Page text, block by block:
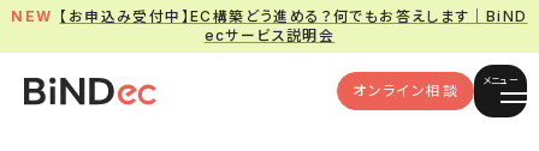
【お申込み受付中】EC構築どう進める？何でもお答えします｜BiND
ecサービス説明会
オンライン相談
メニュー